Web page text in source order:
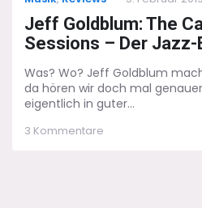
Jeff Goldblum: The
Sessions – Der
Was? Wo? Jeff Goldblum
da hören wir doch mal
eigentlich in guter...
3 Kommentare